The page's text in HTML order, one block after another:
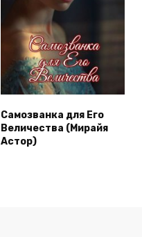
Самозванка для Его
Величества (Мирайя
Астор)